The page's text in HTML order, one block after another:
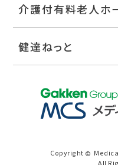
介護付有料老人ホ
健達ねっと
Copyright ©
All